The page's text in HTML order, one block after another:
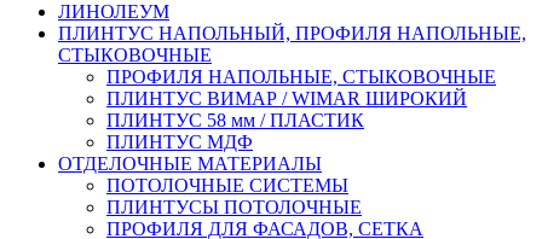
ЛИНОЛЕУМ
ПЛИНТУС НАПОЛЬНЫЙ, ПРОФИЛЯ НАПОЛЬНЫЕ,
СТЫКОВОЧНЫЕ
ПРОФИЛЯ НАПОЛЬНЫЕ, СТЫКОВОЧНЫЕ
ПЛИНТУС ВИМАР / WIMAR ШИРОКИЙ
ПЛИНТУС 58 мм / ПЛАСТИК
ПЛИНТУС МДФ
ОТДЕЛОЧНЫЕ МАТЕРИАЛЫ
ПОТОЛОЧНЫЕ СИСТЕМЫ
ПЛИНТУСЫ ПОТОЛОЧНЫЕ
ПРОФИЛЯ ДЛЯ ФАСАДОВ, СЕТКА